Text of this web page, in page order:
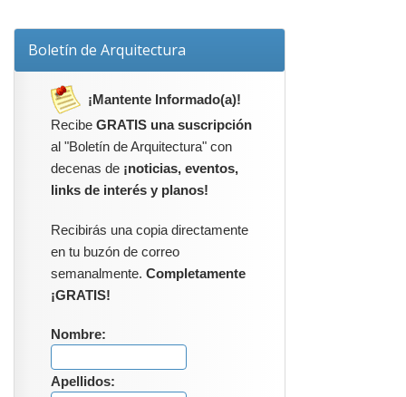
Boletín de Arquitectura
¡Mantente Informado(a)!
Recibe GRATIS una suscripción
al "Boletín de Arquitectura" con
decenas de ¡noticias, eventos,
links de interés y planos!
Recibirás una copia directamente
en tu buzón de correo
semanalmente. Completamente
¡GRATIS!
Nombre:
Apellidos: